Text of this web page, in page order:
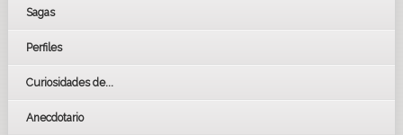
Sagas
Perfiles
Curiosidades de...
Anecdotario